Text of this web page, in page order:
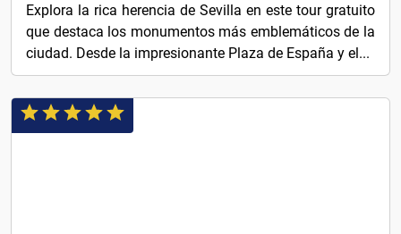
Explora la rica herencia de Sevilla en este tour gratuito
que destaca los monumentos más emblemáticos de la
ciudad. Desde la impresionante Plaza de España y el...